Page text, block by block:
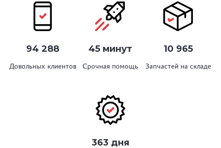
94 288
Довольных клиентов
45 минут
Срочная помощь
10 965
Запчастей на складе
363 дня